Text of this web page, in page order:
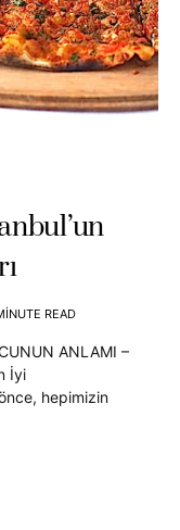
READ
ANLAMI –
İyi
hepimizin